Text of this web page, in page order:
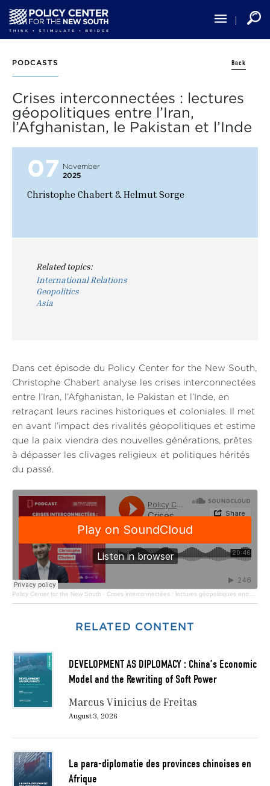
main
content
PODCASTS Back
Crises interconnectées : lectures
géopolitiques entre l’Iran,
l’Afghanistan, le Pakistan et l’Inde
07
November
2025
Christophe Chabert & Helmut Sorge
Related topics:
International Relations
Geopolitics
Asia
Dans cet épisode du Policy Center for the New South,
Christophe Chabert analyse les crises interconnectées
entre l’Iran, l’Afghanistan, le Pakistan et l’Inde, en
retraçant leurs racines historiques et coloniales. Il met
en avant l’impact des rivalités géopolitiques et estime
que la paix viendra des nouvelles générations, prêtes
à dépasser les clivages religieux et politiques hérités
du passé.
Policy Center for the New South · Crises interconnectées : lectures géopolitiques entre l’Iran, l’Afghanistan, le Pakistan et l’Inde
RELATED CONTENT
DEVELOPMENT AS DIPLOMACY : China’s Economic
Model and the Rewriting of Soft Power
Marcus Vinicius de Freitas
August 3, 2026
La para-diplomatie des provinces chinoises en
Afrique